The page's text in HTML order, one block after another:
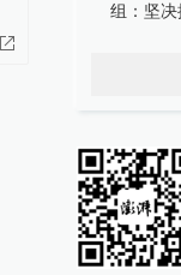
组：坚